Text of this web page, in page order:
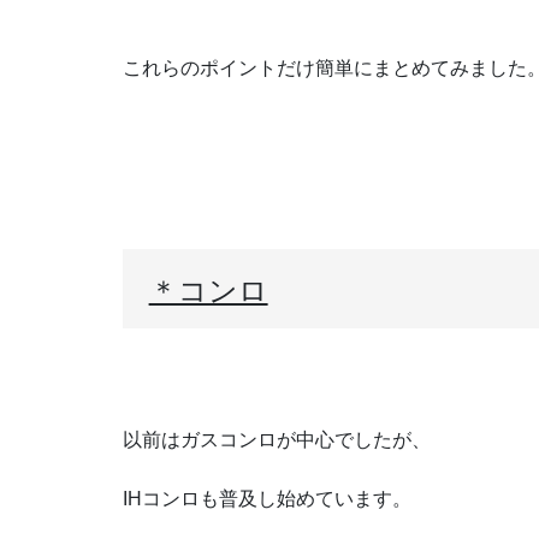
これらのポイントだけ簡単にまとめてみました
＊コンロ
以前はガスコンロが中心でしたが、
IHコンロも普及し始めています。